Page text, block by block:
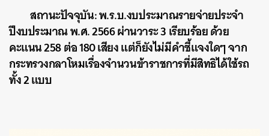
สถานะปัจจุบัน: พ.ร.บ.งบประมาณรายจ่ายประจำ
ปีงบประมาณ พ.ศ. 2566 ผ่านวาระ 3 เรียบร้อย ด้วย
คะแนน 258 ต่อ 180 เสียง แต่ก็ยังไม่มีคำชี้แจงใดๆ จาก
กระทรวงกลาโหมเรื่องจำนวนข้าราชการที่มีสิทธิได้ใช้รถ
ทั้ง 2 แบบ